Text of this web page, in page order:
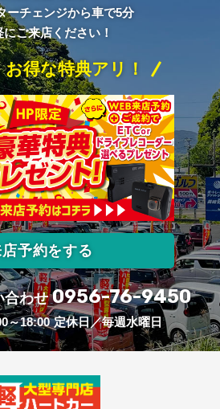
ーチェンジから車で5分
にご来店ください！
得な特典アリ！
予約をする
合わせ 0956-76-9450
～18:00 定休日／毎週水曜日